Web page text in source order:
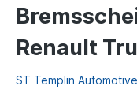
Renault
ST Templin